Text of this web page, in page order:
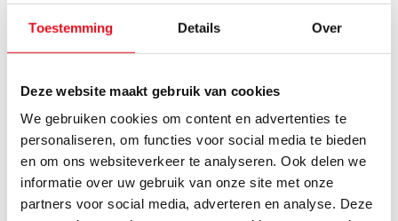
Toestemming Details Over
Deze website maakt gebruik van cookies
We gebruiken cookies om content en advertenties te
personaliseren, om functies voor social media te bieden
en om ons websiteverkeer te analyseren. Ook delen we
informatie over uw gebruik van onze site met onze
partners voor social media, adverteren en analyse. Deze
OPPIO
120x60 cm - Oppio E-Basis
Mat Antraciet (Ral 7016)
elektrische
Gezien op de
OPPIO
180x60 cm - Oppio Future
Antraciet (Ral 7016)
elektrische